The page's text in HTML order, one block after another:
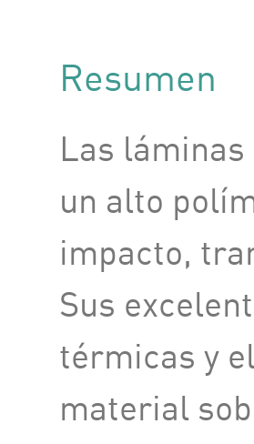
Resumen
Las
un alto
impacto,
Sus
térmicas y
material